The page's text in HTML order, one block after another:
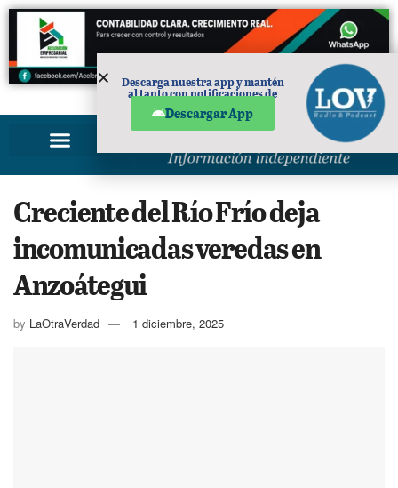
PUBLICIDAD
Creciente del Río Frío deja
incomunicadas veredas en
Anzoátegui
by LaOtraVerdad 1 diciembre, 2025
Descarga nuestra app y mantén
al tanto con notificaciones de
Descargar App